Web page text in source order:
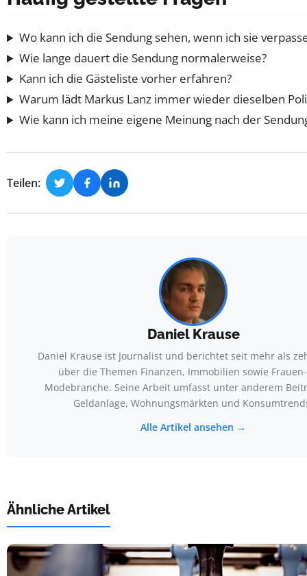
Wo kann ich die Sendung sehen, wenn ich sie
Wie lange dauert die Sendung normalerweise?
Kann ich die Gästeliste vorher erfahren?
Warum lädt Markus Lanz immer wieder dieselben
Wie kann ich meine eigene Meinung nach der
Teilen:
Daniel Krause
Daniel Krause ist Journalist und berichtet seit mehr als
über die Themen Finanzen, Immobilien sowie
Modebranche. Seine Arbeit umfasst unter anderem
Geldanlage, Wohnungsmärkten und
Alle Artikel ansehen →
Ähnliche Artikel